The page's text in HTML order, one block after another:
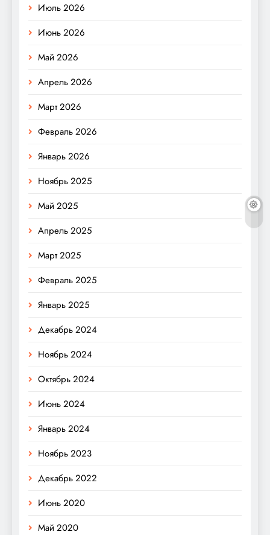
Июль 2026
Июнь 2026
Май 2026
Апрель 2026
Март 2026
Февраль 2026
Январь 2026
Ноябрь 2025
Май 2025
Апрель 2025
Март 2025
Февраль 2025
Январь 2025
Декабрь 2024
Ноябрь 2024
Октябрь 2024
Июнь 2024
Январь 2024
Ноябрь 2023
Декабрь 2022
Июнь 2020
Май 2020